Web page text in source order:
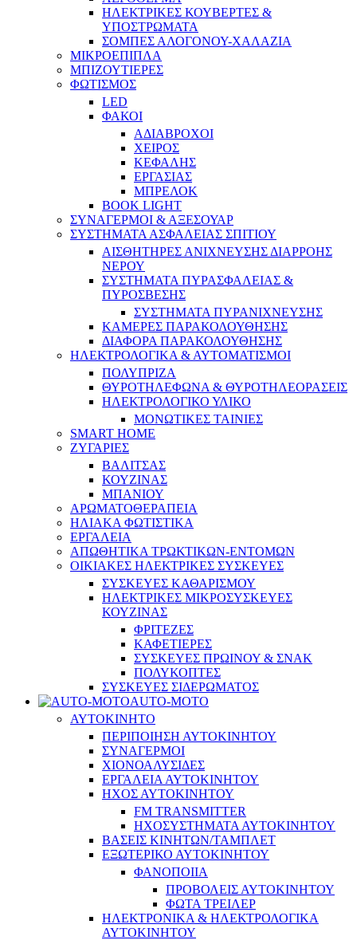
ΗΛΕΚΤΡΙΚΕΣ ΚΟΥΒΕΡΤΕΣ &
ΥΠΟΣΤΡΩΜΑΤΑ
ΣΟΜΠΕΣ ΑΛΟΓΟΝΟΥ-ΧΑΛΑΖΙΑ
ΜΙΚΡΟΕΠΙΠΛΑ
ΜΠΙΖΟΥΤΙΕΡΕΣ
ΦΩΤΙΣΜΟΣ
LED
ΦΑΚΟΙ
ΑΔΙΑΒΡΟΧΟΙ
ΧΕΙΡΟΣ
ΚΕΦΑΛΗΣ
ΕΡΓΑΣΙΑΣ
ΜΠΡΕΛΟΚ
BOOK LIGHT
ΣΥΝΑΓΕΡΜΟΙ & ΑΞΕΣΟΥΑΡ
ΣΥΣΤΗΜΑΤΑ ΑΣΦΑΛΕΙΑΣ ΣΠΙΤΙΟΥ
ΑΙΣΘΗΤΗΡΕΣ ΑΝΙΧΝΕΥΣΗΣ ΔΙΑΡΡΟΗΣ
ΝΕΡΟΥ
ΣΥΣΤΗΜΑΤΑ ΠΥΡΑΣΦΑΛΕΙΑΣ &
ΠΥΡΟΣΒΕΣΗΣ
ΣΥΣΤΗΜΑΤΑ ΠΥΡΑΝΙΧΝΕΥΣΗΣ
ΚΑΜΕΡΕΣ ΠΑΡΑΚΟΛΟΥΘΗΣΗΣ
ΔΙΑΦΟΡΑ ΠΑΡΑΚΟΛΟΥΘΗΣΗΣ
ΗΛΕΚΤΡΟΛΟΓΙΚΑ & ΑΥΤΟΜΑΤΙΣΜΟΙ
ΠΟΛΥΠΡΙΖΑ
ΘΥΡΟΤΗΛΕΦΩΝΑ & ΘΥΡΟΤΗΛΕΟΡΑΣΕΙΣ
ΗΛΕΚΤΡΟΛΟΓΙΚΟ ΥΛΙΚΟ
ΜΟΝΩΤΙΚΕΣ ΤΑΙΝΙΕΣ
SMART HOME
ΖΥΓΑΡΙΕΣ
ΒΑΛΙΤΣΑΣ
ΚΟΥΖΙΝΑΣ
ΜΠΑΝΙΟΥ
ΑΡΩΜΑΤΟΘΕΡΑΠΕΙΑ
ΗΛΙΑΚΑ ΦΩΤΙΣΤΙΚΑ
ΕΡΓΑΛΕΙΑ
ΑΠΩΘΗΤΙΚΑ ΤΡΩΚΤΙΚΩΝ-ΕΝΤΟΜΩΝ
ΟΙΚΙΑΚΕΣ ΗΛΕΚΤΡΙΚΕΣ ΣΥΣΚΕΥΕΣ
ΣΥΣΚΕΥΕΣ ΚΑΘΑΡΙΣΜΟΥ
ΗΛΕΚΤΡΙΚΕΣ ΜΙΚΡΟΣΥΣΚΕΥΕΣ
ΚΟΥΖΙΝΑΣ
ΦΡΙΤΕΖΕΣ
ΚΑΦΕΤΙΕΡΕΣ
ΣΥΣΚΕΥΕΣ ΠΡΩΙΝΟΥ & ΣΝΑΚ
ΠΟΛΥΚΟΠΤΕΣ
ΣΥΣΚΕΥΕΣ ΣΙΔΕΡΩΜΑΤΟΣ
AUTO-MOTO
ΑΥΤΟΚΙΝΗΤΟ
ΠΕΡΙΠΟΙΗΣΗ ΑΥΤΟΚΙΝΗΤΟΥ
ΣΥΝΑΓΕΡΜΟΙ
ΧΙΟΝΟΑΛΥΣΙΔΕΣ
ΕΡΓΑΛΕΙΑ ΑΥΤΟΚΙΝΗΤΟΥ
ΗΧΟΣ ΑΥΤΟΚΙΝΗΤΟΥ
FM TRANSMITTER
ΗΧΟΣΥΣΤΗΜΑΤΑ ΑΥΤΟΚΙΝΗΤΟΥ
ΒΑΣΕΙΣ ΚΙΝΗΤΩΝ/ΤΑΜΠΛΕΤ
ΕΞΩΤΕΡΙΚΟ ΑΥΤΟΚΙΝΗΤΟΥ
ΦΑΝΟΠΟΙΙΑ
ΠΡΟΒΟΛΕΙΣ ΑΥΤΟΚΙΝΗΤΟΥ
ΦΩΤΑ ΤΡΕΙΛΕΡ
ΗΛΕΚΤΡΟΝΙΚΑ & ΗΛΕΚΤΡΟΛΟΓΙΚΑ
ΑΥΤΟΚΙΝΗΤΟΥ